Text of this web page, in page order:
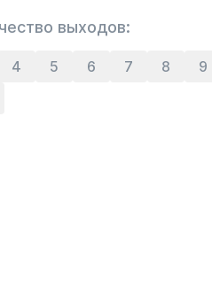
выходов:
4 5 6 7 8 9